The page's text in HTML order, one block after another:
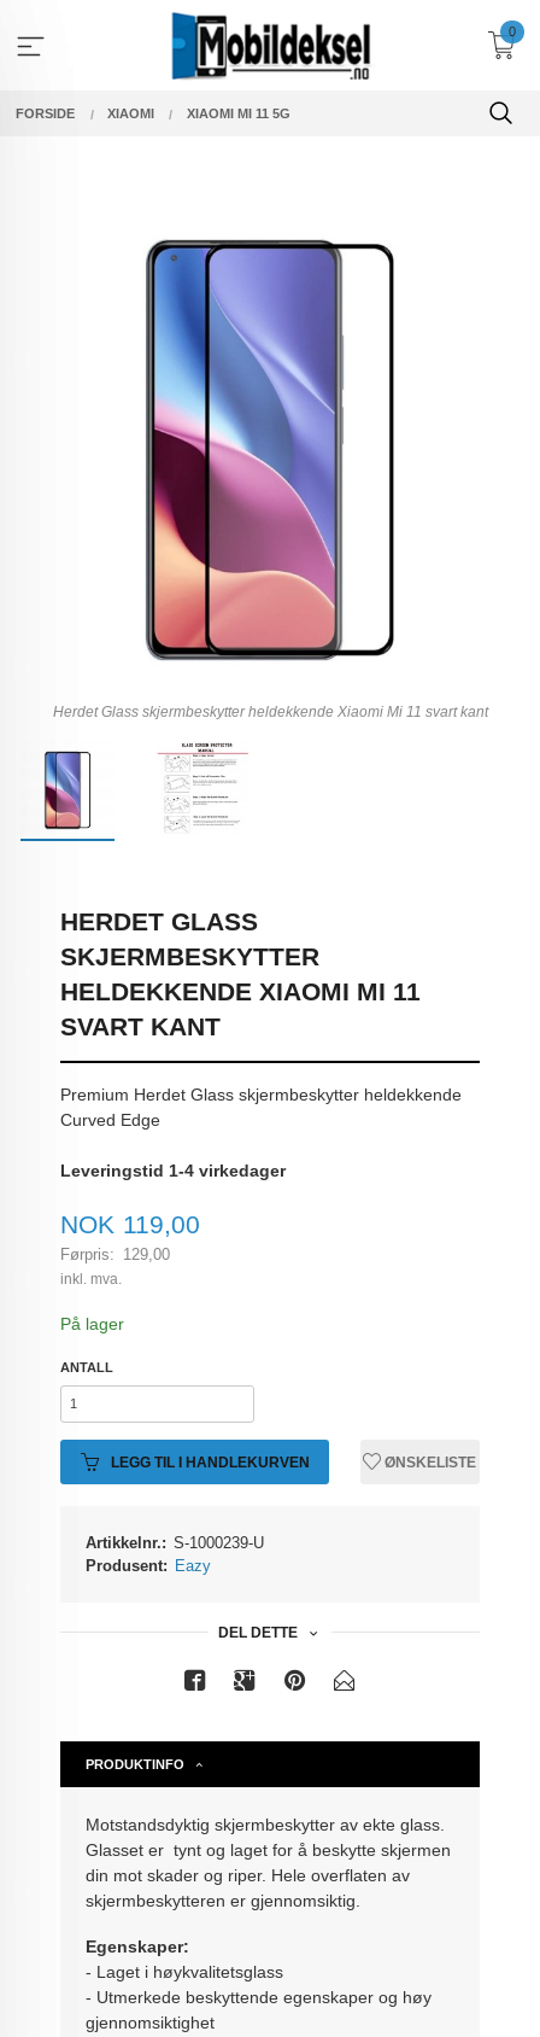
innholdet
0
FORSIDE XIAOMI XIAOMI MI 11 5G
Herdet Glass skjermbeskytter heldekkende Xiaomi Mi 11 svart kant
HERDET GLASS
SKJERMBESKYTTER
HELDEKKENDE XIAOMI MI 11
SVART KANT
Premium Herdet Glass skjermbeskytter heldekkende
Curved Edge
Leveringstid 1-4 virkedager
Tilbud
NOK 119,00
Førpris: 129,00
Rabatt
inkl. mva.
På lager
ANTALL
LEGG TIL I HANDLEKURVEN ØNSKELISTE
Artikkelnr.: S-1000239-U
Produsent: Eazy
DEL DETTE
PRODUKTINFO
Motstandsdyktig skjermbeskytter av ekte glass.
Glasset er tynt og laget for å beskytte skjermen
din mot skader og riper. Hele overflaten av
skjermbeskytteren er gjennomsiktig.
Egenskaper:
- Laget i høykvalitetsglass
- Utmerkede beskyttende egenskaper og høy
gjennomsiktighet